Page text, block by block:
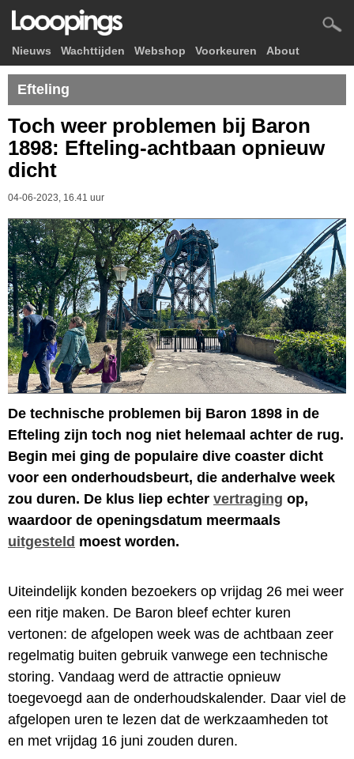
Nieuws Wachttijden Webshop Voorkeuren About
Efteling
Toch weer problemen bij Baron
1898: Efteling-achtbaan opnieuw
dicht
04-06-2023, 16.41 uur
De technische problemen bij Baron 1898 in de
Efteling zijn toch nog niet helemaal achter de rug.
Begin mei ging de populaire dive coaster dicht
voor een onderhoudsbeurt, die anderhalve week
zou duren. De klus liep echter vertraging op,
waardoor de openingsdatum meermaals
uitgesteld moest worden.
Uiteindelijk konden bezoekers op vrijdag 26 mei weer
een ritje maken. De Baron bleef echter kuren
vertonen: de afgelopen week was de achtbaan zeer
regelmatig buiten gebruik vanwege een technische
storing. Vandaag werd de attractie opnieuw
toegevoegd aan de onderhoudskalender. Daar viel de
afgelopen uren te lezen dat de werkzaamheden tot
en met vrijdag 16 juni zouden duren.